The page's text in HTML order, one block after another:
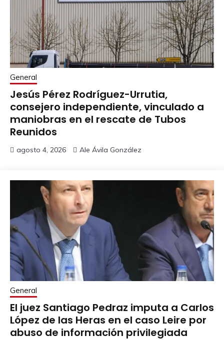
General
Jesús Pérez Rodríguez-Urrutia,
consejero independiente, vinculado a
maniobras en el rescate de Tubos
Reunidos
agosto 4, 2026 Ale Ávila González
General
El juez Santiago Pedraz imputa a Carlos
López de las Heras en el caso Leire por
abuso de información privilegiada